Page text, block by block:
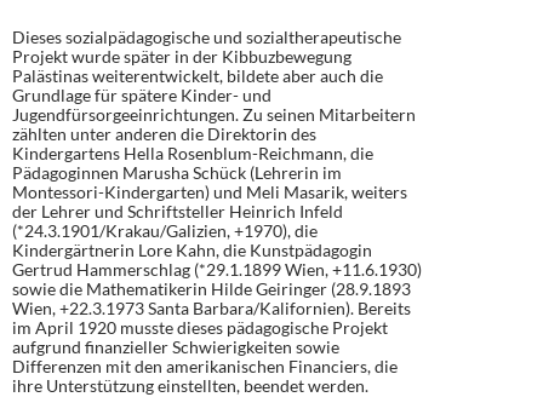
Dieses sozialpädagogische und sozialtherapeutische
Projekt wurde später in der Kibbuzbewegung
Palästinas weiterentwickelt, bildete aber auch die
Grundlage für spätere Kinder- und
Jugendfürsorgeeinrichtungen. Zu seinen Mitarbeitern
zählten unter anderen die Direktorin des
Kindergartens Hella Rosenblum-Reichmann, die
Pädagoginnen Marusha Schück (Lehrerin im
Montessori-Kindergarten) und Meli Masarik, weiters
der Lehrer und Schriftsteller Heinrich Infeld
(*24.3.1901/Krakau/Galizien, +1970), die
Kindergärtnerin Lore Kahn, die Kunstpädagogin
Gertrud Hammerschlag (*29.1.1899 Wien, +11.6.1930)
sowie die Mathematikerin Hilde Geiringer (28.9.1893
Wien, +22.3.1973 Santa Barbara/Kalifornien). Bereits
im April 1920 musste dieses pädagogische Projekt
aufgrund finanzieller Schwierigkeiten sowie
Differenzen mit den amerikanischen Financiers, die
ihre Unterstützung einstellten, beendet werden.